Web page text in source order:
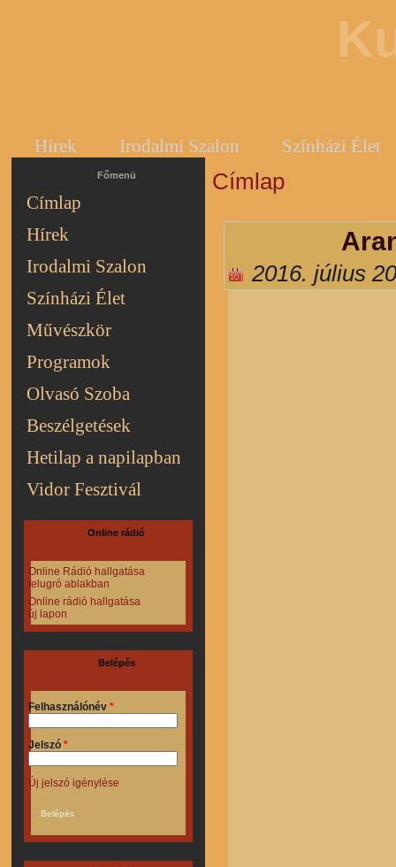
Hírek Irodalmi Szalon Színházi Élet
Főmenü
Címlap
Hírek
Irodalmi Szalon
Színházi Élet
Művészkör
Programok
Olvasó Szoba
Beszélgetések
Hetilap a napilapban
Vidor Fesztivál
Online rádió
Online Rádió hallgatása
felugró ablakban
Online rádió hallgatása
új lapon
Belépés
Felhasználónév *
Jelszó *
Új jelszó igénylése
Jelenlegi hely
Címlap
2016. július